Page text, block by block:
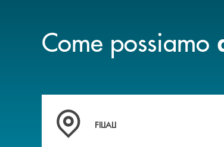
Come possiamo
Trova la filiale più vicina a te
FILIALI